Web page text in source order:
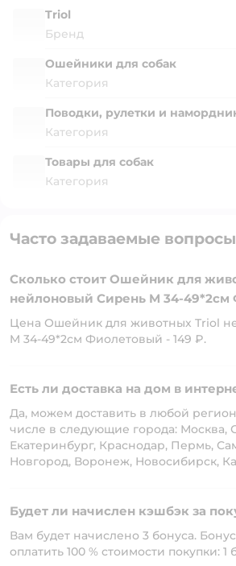
Triol
Бренд
Ошейники для собак
Категория
Поводки, рулетки и
Категория
Товары для собак
Категория
Часто задаваемые вопросы
Сколько стоит Ошейник для
нейлоновый Сирень M 34-
Цена Ошейник для животных Triol
M 34-49*2см Фиолетовый - 149 ₽.
Есть ли доставка на дом в
Да, можем доставить в любой
числе в следующие города: Москва,
Екатеринбург, Краснодар, Пермь,
Новгород, Воронеж, Новосибирск,
Будет ли начислен кэшбэк за
Вам будет начислено 3 бонуса.
оплатить 100 % стоимости покупки: 1